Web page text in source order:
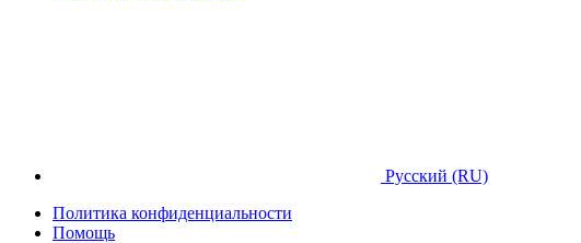
Русский (RU)
Политика конфиденциальности
Помощь